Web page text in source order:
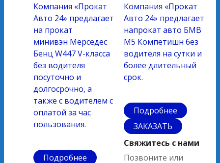
Компания «Прокат
Авто 24» предлагает
на прокат
минивэн Мерседес
Бенц W447 V-класса
без водителя
посуточно и
долгосрочно, а
также с водителем с
оплатой за час
пользования.
Подробнее
Компания «Прокат
Авто 24» предлагает
напрокат авто БМВ
М5 Компетишн без
водителя на сутки и
более длительный
срок.
Подробнее
ЗАКАЗАТЬ
Свяжитесь с нами
Позвоните или